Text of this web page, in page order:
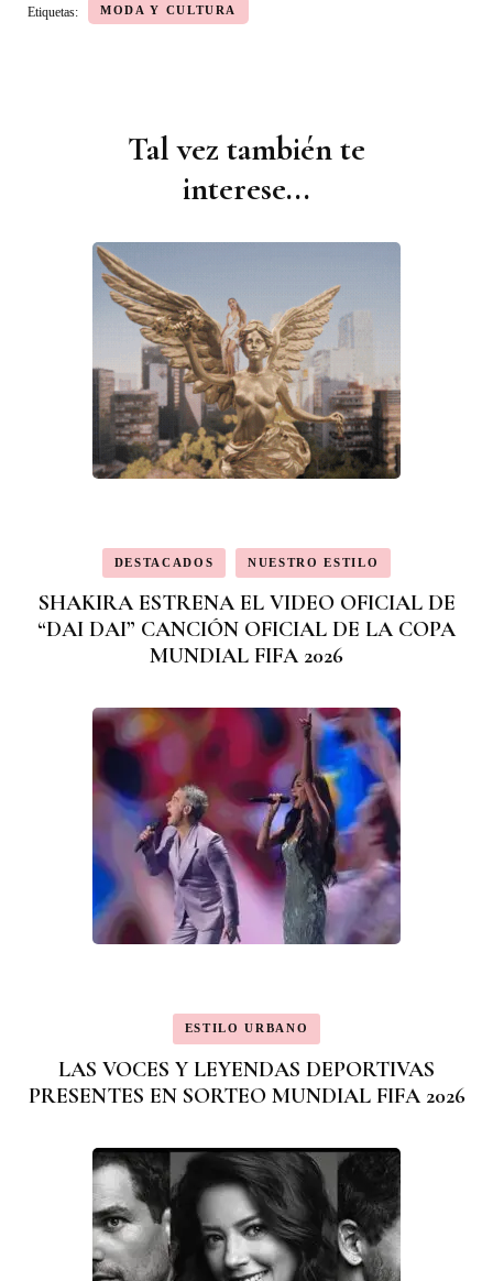
Etiquetas: MODA Y CULTURA
Tal vez también te
interese...
DESTACADOS NUESTRO ESTILO
SHAKIRA ESTRENA EL VIDEO OFICIAL DE
“DAI DAI” CANCIÓN OFICIAL DE LA COPA
MUNDIAL FIFA 2026
ESTILO URBANO
LAS VOCES Y LEYENDAS DEPORTIVAS
PRESENTES EN SORTEO MUNDIAL FIFA 2026